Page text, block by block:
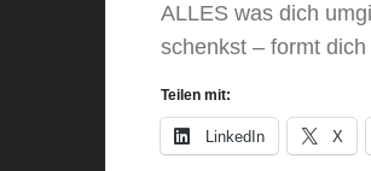
ALLES was dich
schenkst – formt
Teilen mit:
LinkedIn X